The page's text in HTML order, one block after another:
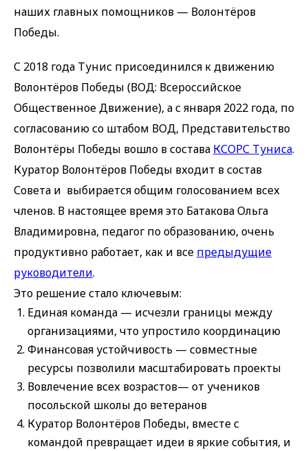
наших главных помощников — Волонтёров
Победы.
С 2018 года Тунис присоединился к движению
Волонтёров Победы (ВОД: Всероссийское
Общественное Движение), а с января 2022 года, по
согласованию со штабом ВОД, Представительство
Волонтёры Победы вошло в состава КСОРС Туниса.
Куратор Волонтёров Победы входит в состав
Совета и выбирается общим голосованием всех
членов. В настоящее время это Батакова Ольга
Владимировна, педагог по образованию, очень
продуктивно работает, как и все предыдущие
руководители.
Это решение стало ключевым:
Единая команда — исчезли границы между
организациями, что упростило координацию
Финансовая устойчивость — совместные
ресурсы позволили масштабировать проекты
Вовлечение всех возрастов— от учеников
посольской школы до ветеранов
Куратор Волонтёров Победы, вместе с
командой превращает идеи в яркие события, и